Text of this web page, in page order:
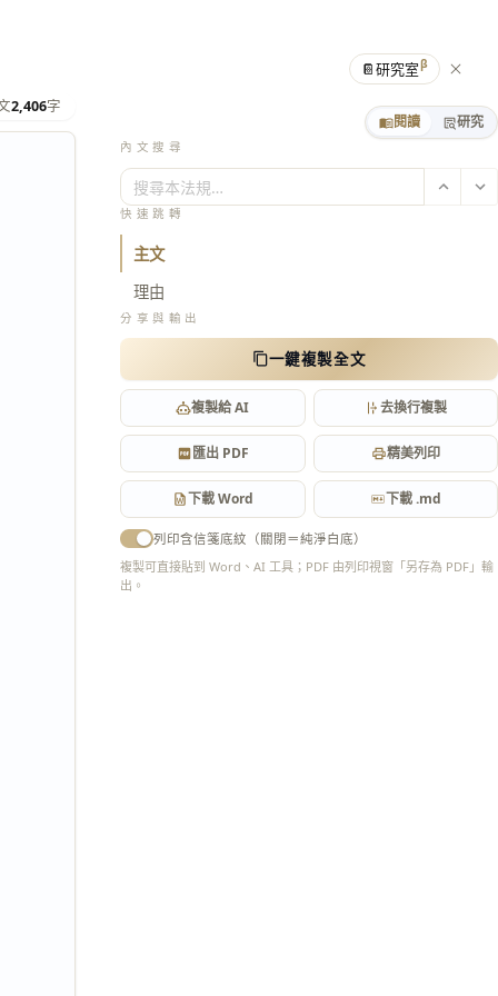
2,406字
閱讀 研究
內文搜尋
搜尋本法規…
快速跳轉
主文
理由
分享與輸出
一鍵複製全文
複製給 AI 去換行複製
匯出 PDF 精美列印
下載 Word 下載 .md
列印含信箋底紋（關閉＝純淨白底）
複製可直接貼到 Word、AI 工具；PDF 由列印視窗「另存為 PDF」輸
出。
📔研究室β